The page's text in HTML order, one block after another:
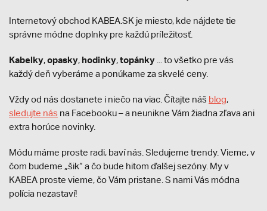
Internetový obchod KABEA.SK je miesto, kde nájdete tie
správne módne doplnky pre každú príležitosť.
Kabelky,opasky, hodinky,topánky ... to všetko pre vás
každý deň vyberáme a ponúkame za skvelé ceny.
Vždy od nás dostanete i niečo na viac. Čítajte náš blog,
sledujte nás na Facebooku – a neunikne Vám žiadna zľava ani
extra horúce novinky.
Módu máme proste radi, baví nás. Sledujeme trendy. Vieme, v
čom budeme „šik“ a čo bude hitom ďalšej sezóny. My v
KABEA proste vieme, čo Vám pristane. S nami Vás módna
polícia nezastaví!